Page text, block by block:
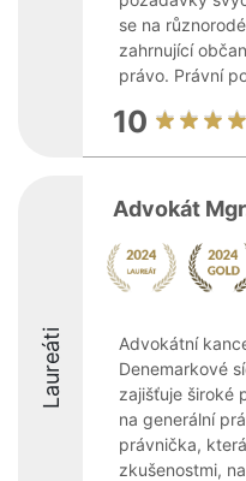
se na
zahrnující
právo. Právní
10
Laureáti
Advokát
Advokátní
Denemarkové
zajišťuje široké
na generální
právnička,
zkušenostmi,